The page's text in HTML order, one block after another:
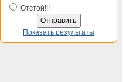
Отстой!!!
Показать результаты